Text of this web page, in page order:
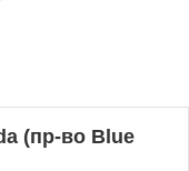
(пр-во Blue